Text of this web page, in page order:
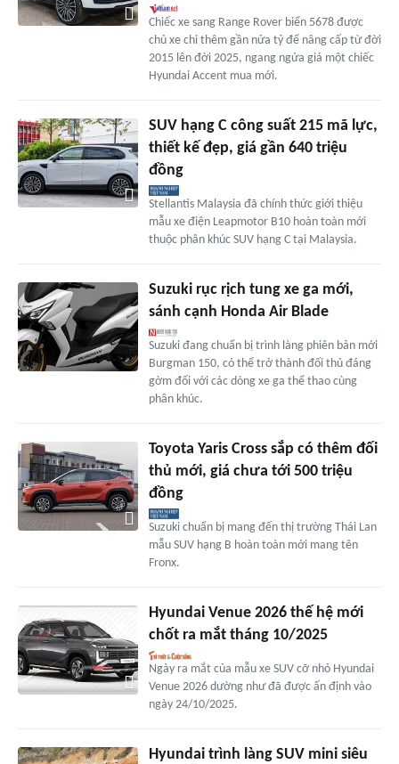
Chiếc xe sang Range Rover biển 5678 được
chủ xe chi thêm gần nửa tỷ để nâng cấp từ đời
2015 lên đời 2025, ngang ngửa giá một chiếc
Hyundai Accent mua mới.
SUV hạng C công suất 215 mã lực,
thiết kế đẹp, giá gần 640 triệu
đồng
Stellantis Malaysia đã chính thức giới thiệu
mẫu xe điện Leapmotor B10 hoàn toàn mới
thuộc phân khúc SUV hạng C tại Malaysia.
Suzuki rục rịch tung xe ga mới,
sánh cạnh Honda Air Blade
Suzuki đang chuẩn bị trình làng phiên bản mới
Burgman 150, có thể trở thành đối thủ đáng
gờm đối với các dòng xe ga thể thao cùng
phân khúc.
Toyota Yaris Cross sắp có thêm đối
thủ mới, giá chưa tới 500 triệu
đồng
Suzuki chuẩn bị mang đến thị trường Thái Lan
mẫu SUV hạng B hoàn toàn mới mang tên
Fronx.
Hyundai Venue 2026 thế hệ mới
chốt ra mắt tháng 10/2025
Ngày ra mắt của mẫu xe SUV cỡ nhỏ Hyundai
Venue 2026 dường như đã được ấn định vào
ngày 24/10/2025.
Hyundai trình làng SUV mini siêu